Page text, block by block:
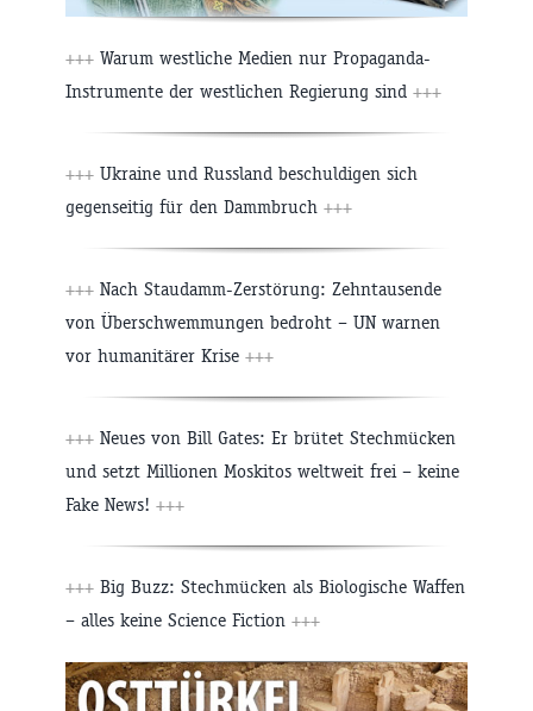
+++ Warum westliche Medien nur Propaganda-
Instrumente der westlichen Regierung sind +++
+++ Ukraine und Russland beschuldigen sich
gegenseitig für den Dammbruch +++
+++ Nach Staudamm-Zerstörung: Zehntausende
von Überschwemmungen bedroht – UN warnen
vor humanitärer Krise +++
+++ Neues von Bill Gates: Er brütet Stechmücken
und setzt Millionen Moskitos weltweit frei – keine
Fake News! +++
+++ Big Buzz: Stechmücken als Biologische Waffen
– alles keine Science Fiction +++